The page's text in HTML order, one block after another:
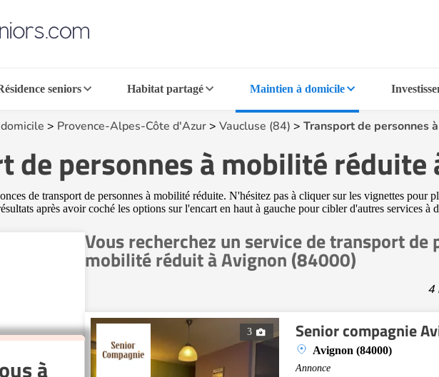
seniors Habitat partagé Maintien à domicile
> Provence-Alpes-Côte d'Azur> Vaucluse (84) > Transport de personnes
de personnes à mobilité réduite
de transport de personnes à mobilité réduite. N'hésitez pas à cliquer sur les vignettes pour
après avoir coché les options sur l'encart en haut à gauche pour cibler d'autres services
Vous recherchez un service de transport de
mobilité réduit à Avignon (84000)
4
3 Senior compagnie
Avignon (84000)
Annonce
à